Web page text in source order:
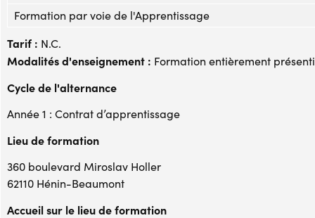
Formation par voie de l'Apprentissage
Tarif : N.C.
Modalités d'enseignement : Formation entièrement
Cycle de l'alternance
Année 1 : Contrat d’apprentissage
Lieu de formation
360 boulevard Miroslav Holler
62110 Hénin-Beaumont
Accueil sur le lieu de formation